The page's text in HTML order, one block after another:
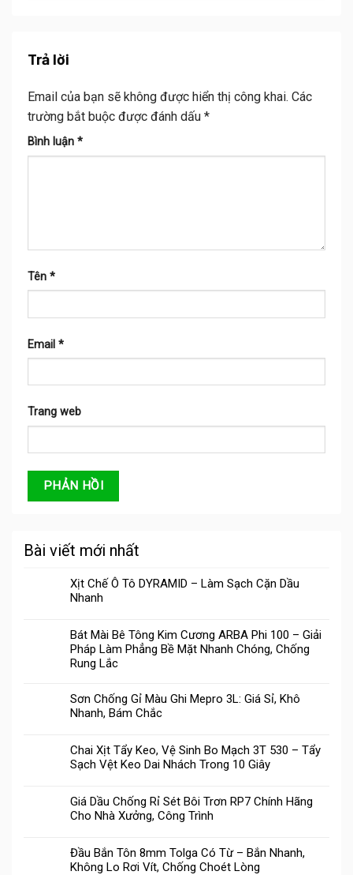
Trả lời
Email của bạn sẽ không được hiển thị công khai. Các
trường bắt buộc được đánh dấu *
Bình luận *
Tên *
Email *
Trang web
Bài viết mới nhất
Xịt Chế Ô Tô DYRAMID – Làm Sạch Cặn Dầu
Nhanh
Bát Mài Bê Tông Kim Cương ARBA Phi 100 – Giải
Pháp Làm Phẳng Bề Mặt Nhanh Chóng, Chống
Rung Lắc
Sơn Chống Gỉ Màu Ghi Mepro 3L: Giá Sỉ, Khô
Nhanh, Bám Chắc
Chai Xịt Tẩy Keo, Vệ Sinh Bo Mạch 3T 530 – Tẩy
Sạch Vệt Keo Dai Nhách Trong 10 Giây
Giá Dầu Chống Rỉ Sét Bôi Trơn RP7 Chính Hãng
Cho Nhà Xưởng, Công Trình
Đầu Bắn Tôn 8mm Tolga Có Từ – Bắn Nhanh,
Không Lo Rơi Vít, Chống Choét Lòng